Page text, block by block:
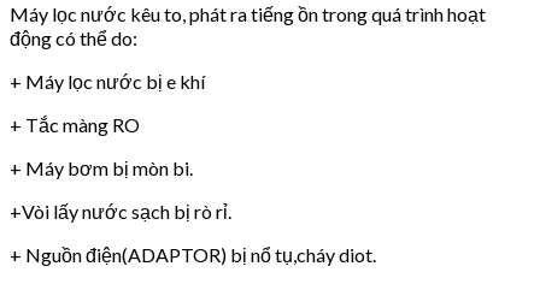
Máy lọc nước kêu to, phát ra tiếng ồn trong quá trình hoạt
động có thể do:
+ Máy lọc nước bị e khí
+ Tắc màng RO
+ Máy bơm bị mòn bi.
+Vòi lấy nước sạch bị rò rỉ.
+ Nguồn điện(ADAPTOR) bị nổ tụ,cháy diot.